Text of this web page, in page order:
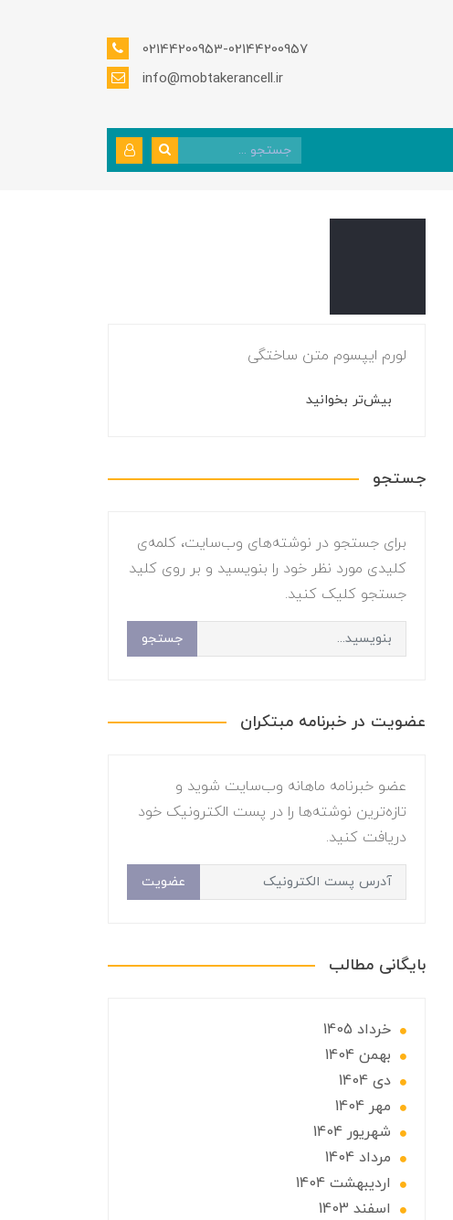
02144200953-02144200957
info@mobtakerancell.ir
لورم ایپسوم متن ساختگی
بیش‌تر بخوانید
جستجو
برای جستجو در نوشته‌های وب‌سایت، کلمه‌ی
کلیدی مورد نظر خود را بنویسید و بر روی کلید
جستجو کلیک کنید.
جستجو
عضویت در خبرنامه مبتکران
عضو خبرنامه ماهانه وب‌سایت شوید و
تازه‌ترین نوشته‌ها را در پست الکترونیک خود
دریافت کنید.
عضویت
بایگانی مطالب
خرداد 1405
بهمن 1404
دی 1404
مهر 1404
شهریور 1404
مرداد 1404
ارديبهشت 1404
اسفند 1403